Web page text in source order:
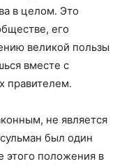
в целом. Это
его
великой пользы
вместе с
правителем.
не является
был один
этого положения в